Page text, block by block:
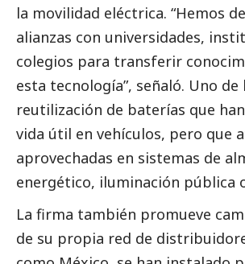
la movilidad eléctrica. “Hemos
alianzas con universidades,
colegios para transferir
esta tecnología”, señaló. Uno de
reutilización de baterías que
vida útil en vehículos, pero que
aprovechadas en sistemas de
energético, iluminación pública
La firma también promueve
de su propia red de